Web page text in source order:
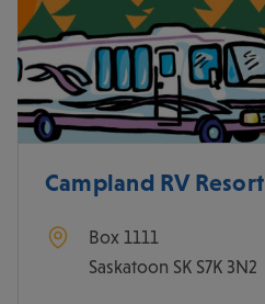
Équipements de l'hôtel
Alphabétique
Campland RV Resort
Box 1111
Saskatoon SK S7K 3N2